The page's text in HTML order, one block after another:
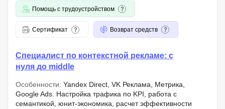
Помощь с трудоустройством
Сертификат Возврат средств
Специалист по контекстной рекламе: с
нуля до middle
Особенности: Yandex Direct, VK Реклама, Метрика,
Google Ads. Настройка трафика по KPI, работа с
семантикой, юнит-экономика, расчет эффективности